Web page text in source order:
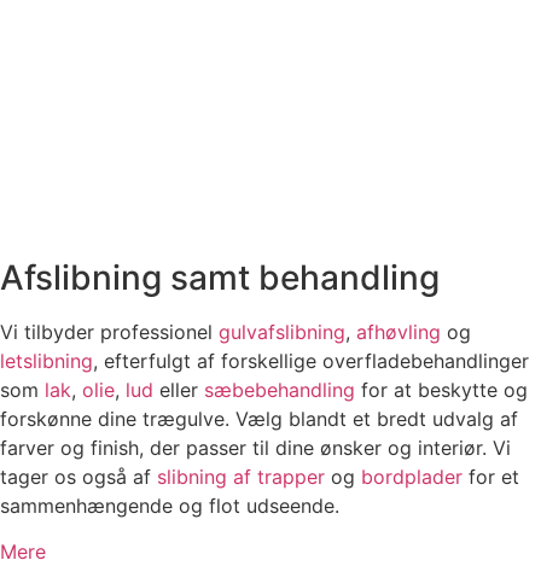
Afslibning samt behandling
Vi tilbyder professionel gulvafslibning, afhøvling og
letslibning, efterfulgt af forskellige overfladebehandlinger
som lak, olie, lud eller sæbebehandling for at beskytte og
forskønne dine trægulve. Vælg blandt et bredt udvalg af
farver og finish, der passer til dine ønsker og interiør. Vi
tager os også af slibning af trapper og bordplader for et
sammenhængende og flot udseende.
Mere